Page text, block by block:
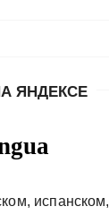
ЯНДЕКСЕ
испанском,